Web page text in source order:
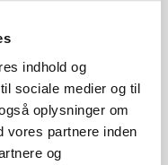
indhold og
sociale medier og til
oplysninger om
vores partnere inden
og
sammen med
modul)